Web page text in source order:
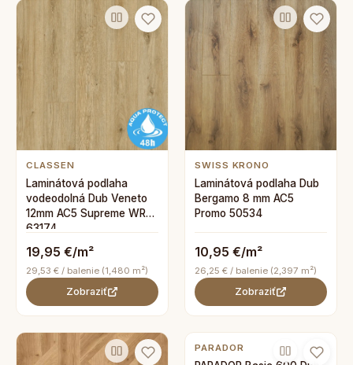
CLASSEN
Laminátová podlaha
vodeodolná Dub Veneto
12mm AC5 Supreme WR
63174
19,95 €/m²
29,53 € / balenie (1,480 m²)
Zobraziť
SWISS KRONO
Laminátová podlaha Dub
Bergamo 8 mm AC5
Promo 50534
10,95 €/m²
26,25 € / balenie (2,397 m²)
Zobraziť
PARADOR